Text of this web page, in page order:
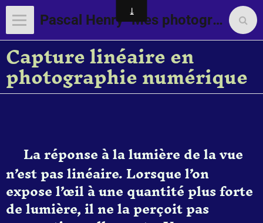
Pascal Henry "Mes photographies"
Capture linéaire en
photographie numérique
La réponse à la lumière de la vue
n’est pas linéaire. Lorsque l’on
expose l’œil à une quantité plus forte
de lumière, il ne la perçoit pas